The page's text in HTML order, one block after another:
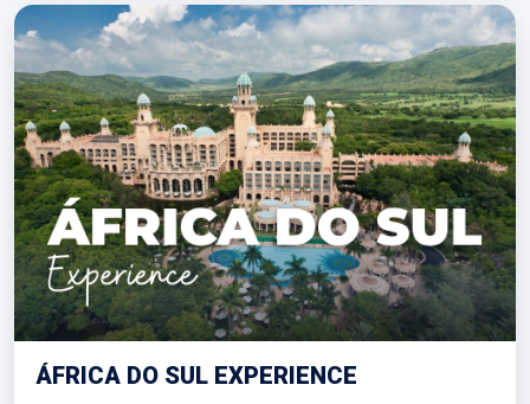
ÁFRICA DO SUL EXPERIENCE